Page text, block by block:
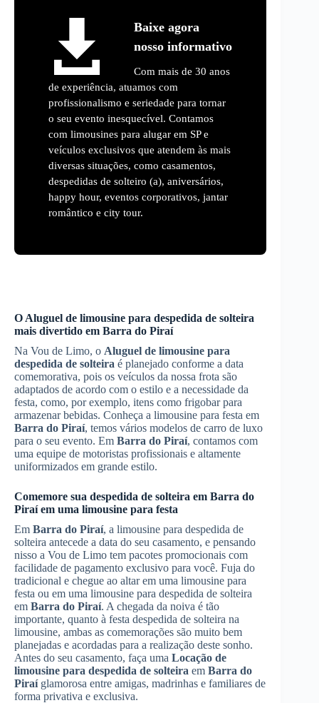
Baixe agora
nosso informativo
Com mais de 30 anos
de experiência, atuamos com
profissionalismo e seriedade para tornar
o seu evento inesquecível. Contamos
com limousines para alugar em SP e
veículos exclusivos que atendem às mais
diversas situações, como casamentos,
despedidas de solteiro (a), aniversários,
happy hour, eventos corporativos, jantar
romântico e city tour.
O Aluguel de limousine para despedida de solteira
mais divertido em Barra do Piraí
Na Vou de Limo, o Aluguel de limousine para
despedida de solteira é planejado conforme a data
comemorativa, pois os veículos da nossa frota são
adaptados de acordo com o estilo e a necessidade da
festa, como, por exemplo, itens como frigobar para
armazenar bebidas. Conheça a limousine para festa em
Barra do Piraí, temos vários modelos de carro de luxo
para o seu evento. Em Barra do Piraí, contamos com
uma equipe de motoristas profissionais e altamente
uniformizados em grande estilo.
Comemore sua despedida de solteira em Barra do
Piraíem uma limousine para festa
Em Barra do Piraí, a limousine para despedida de
solteira antecede a data do seu casamento, e pensando
nisso a Vou de Limo tem pacotes promocionais com
facilidade de pagamento exclusivo para você. Fuja do
tradicional e chegue ao altar em uma limousine para
festa ou em uma limousine para despedida de solteira
em Barra do Piraí. A chegada da noiva é tão
importante, quanto à festa despedida de solteira na
limousine, ambas as comemorações são muito bem
planejadas e acordadas para a realização deste sonho.
Antes do seu casamento, faça uma Locação de
limousine para despedida de solteira em Barra do
Piraíglamorosa entre amigas, madrinhas e familiares de
forma privativa e exclusiva.